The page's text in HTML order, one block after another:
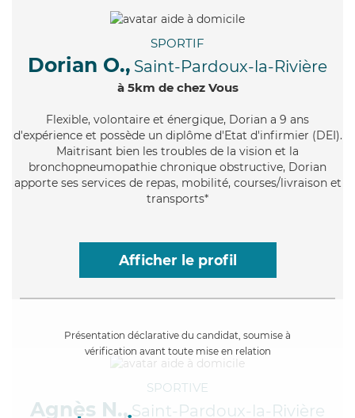
SPORTIF
Dorian O., Saint-Pardoux-la-Rivière
à 5km de chez Vous
Flexible, volontaire et énergique, Dorian a 9 ans
d'expérience et possède un diplôme d'Etat d'infirmier (DEI).
Maitrisant bien les troubles de la vision et la
bronchopneumopathie chronique obstructive, Dorian
apporte ses services de repas, mobilité, courses/livraison et
transports*
Afficher le profil
Présentation déclarative du candidat, soumise à
vérification avant toute mise en relation
SPORTIVE
Agnès N., Saint-Pardoux-la-Rivière